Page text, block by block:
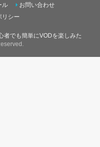
ル
お問い合わせ
リシー
者でも簡単にVODを楽しみた